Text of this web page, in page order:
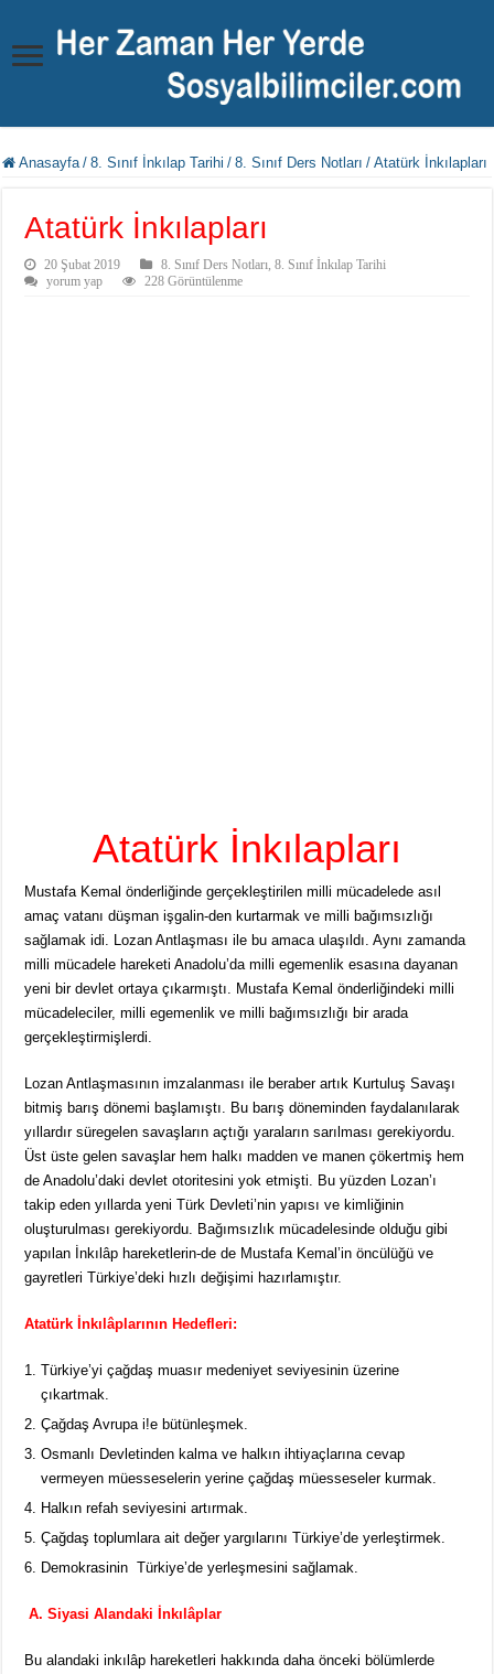
Anasayfa / 8. Sınıf İnkılap Tarihi / 8. Sınıf Ders Notları / Atatürk İnkılapları
Atatürk İnkılapları
20 Şubat 2019 8. Sınıf Ders Notları ,8. Sınıf İnkılap Tarihi
yorum yap
228 Görüntülenme
Atatürk İnkılapları
Mustafa Kemal önderliğinde gerçekleştirilen milli mücadelede asıl
amaç vatanı düşman işgalin-den kurtarmak ve milli bağımsızlığı
sağlamak idi. Lozan Antlaşması ile bu amaca ulaşıldı. Aynı zamanda
milli mücadele hareketi Anadolu’da milli egemenlik esasına dayanan
yeni bir devlet ortaya çıkarmıştı. Mustafa Kemal önderliğindeki milli
mücadeleciler, milli egemenlik ve milli bağımsızlığı bir arada
gerçekleştirmişlerdi.
Lozan Antlaşmasının imzalanması ile beraber artık Kurtuluş Savaşı
bitmiş barış dönemi başlamıştı. Bu barış döneminden faydalanılarak
yıllardır süregelen savaşların açtığı yaraların sarılması gerekiyordu.
Üst üste gelen savaşlar hem halkı madden ve manen çökertmiş hem
de Anadolu’daki devlet otoritesini yok etmişti. Bu yüzden Lozan’ı
takip eden yıllarda yeni Türk Devleti’nin yapısı ve kimliğinin
oluşturulması gerekiyordu. Bağımsızlık mücadelesinde olduğu gibi
yapılan İnkılâp hareketlerin-de de Mustafa Kemal’in öncülüğü ve
gayretleri Türkiye’deki hızlı değişimi hazırlamıştır.
Atatürk İnkılâplarının Hedefleri:
Türkiye’yi çağdaş muasır medeniyet seviyesinin üzerine
çıkartmak.
Çağdaş Avrupa i!e bütünleşmek.
Osmanlı Devletinden kalma ve halkın ihtiyaçlarına cevap
vermeyen müesseselerin yerine çağdaş müesseseler kurmak.
Halkın refah seviyesini artırmak.
Çağdaş toplumlara ait değer yargılarını Türkiye’de yerleştirmek.
Demokrasinin Türkiye’de yerleşmesini sağlamak.
A. Siyasi Alandaki İnkılâplar
Bu alandaki inkılâp hareketleri hakkında daha önceki bölümlerde